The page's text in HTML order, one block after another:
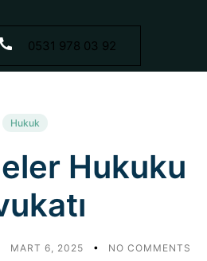
0531 978 03 92
Hukuk
Hukuku
MART 6, 2025 NO COMMENTS